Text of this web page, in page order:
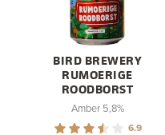
BIRD BREWERY
RUMOERIGE
ROODBORST
Amber 5,8%
6.9